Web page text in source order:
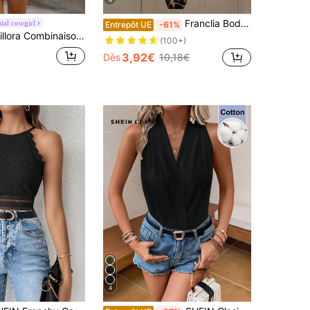
cowgirl
camisole à imprimé léopard pour femmes, idéale pour les vacances
Entrepôt UE -61% Franclia Body femme marron d'été chic à imprimé léopard, col asymétrique, boucle métallique en forme de serpent, plissé, coupe slim, sans manches, pour club, soirée, plage et maillot de bain
(100+)
Dès3,92€ 10,18€
4